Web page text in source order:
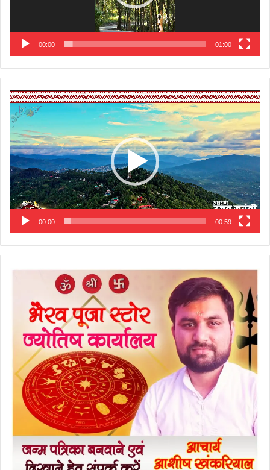
00:00 01:00
Video
Player
00:00 00:59